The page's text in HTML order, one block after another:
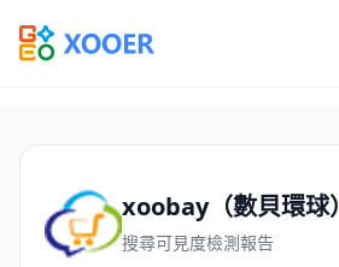
xoobay（數貝環球）
搜尋可見度檢測報告